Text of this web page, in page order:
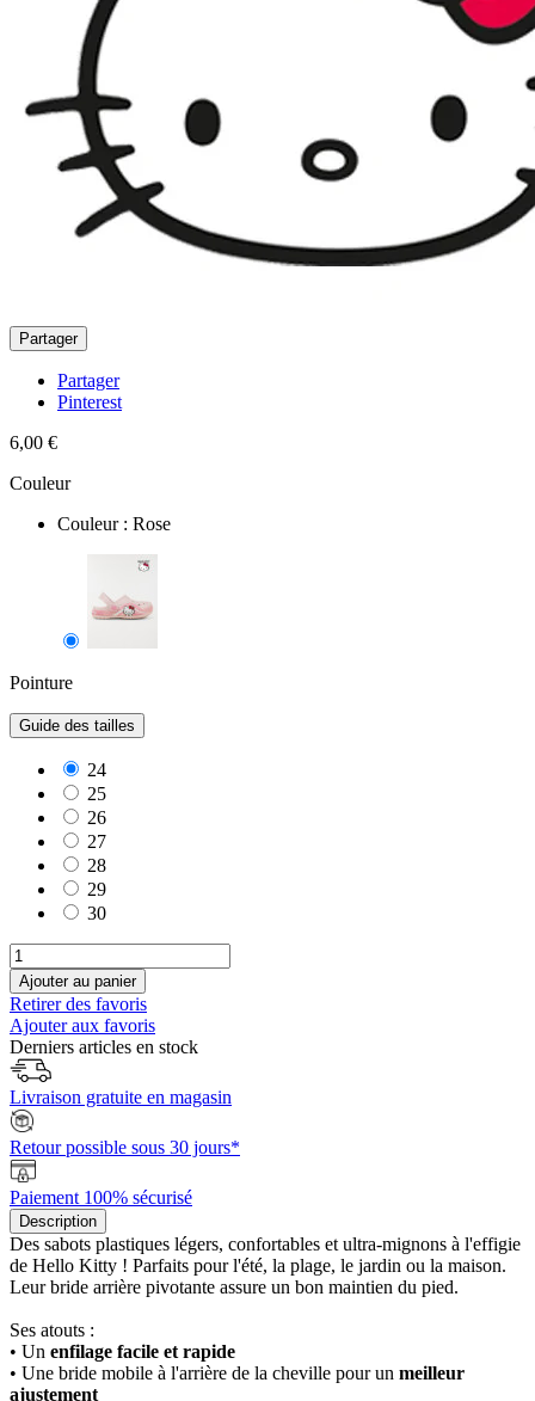
Partager
Partager
Pinterest
6,00 €
Couleur
Couleur : Rose
Pointure
Guide des tailles
24
25
26
27
28
29
30
Ajouter au panier
Retirer des favoris
Ajouter aux favoris
Derniers articles en stock
Livraison gratuite en magasin
Retour possible sous 30 jours*
Paiement 100% sécurisé
Description
Des sabots plastiques légers, confortables et ultra-mignons à l'effigie
de Hello Kitty ! Parfaits pour l'été, la plage, le jardin ou la maison.
Leur bride arrière pivotante assure un bon maintien du pied.
Ses atouts :
• Un enfilage facile et rapide
• Une bride mobile à l'arrière de la cheville pour un meilleur
ajustement